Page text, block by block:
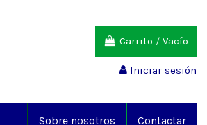
Carrito / Vacío
Iniciar sesión
Contactar
Sobre nosotros